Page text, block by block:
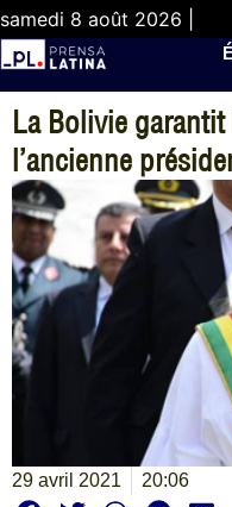
samedi 8 août 2026 |
La Bolivie
l’ancienne
29 avril 2021 20:06